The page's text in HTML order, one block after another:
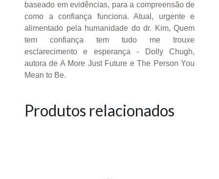
baseado em evidências, para a compreensão de
como a confiança funciona. Atual, urgente e
alimentado pela humanidade do dr. Kim, Quem
tem confiança tem tudo me trouxe
esclarecimento e esperança - Dolly Chugh,
autora de A More Just Future e The Person You
Mean to Be.
Produtos relacionados